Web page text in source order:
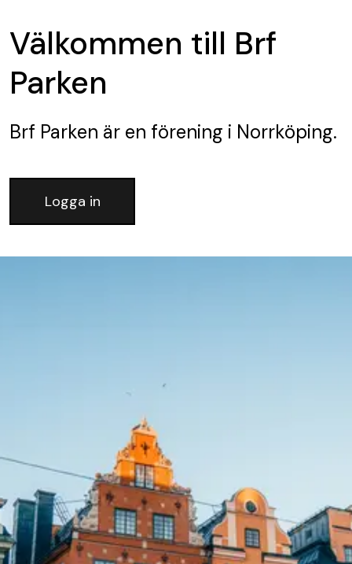
Välkommen till Brf
Parken
Brf Parken är en förening i Norrköping.
Logga in